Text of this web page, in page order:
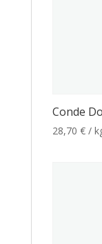
Conde
28,70 € /